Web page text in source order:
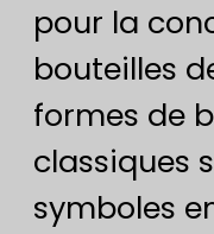
pour la
bouteilles
formes de
classiques
symboles